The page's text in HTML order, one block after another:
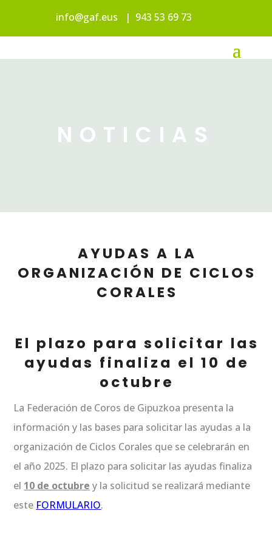
info@gaf.eus | 943 53 69 73
NOTICIAS
AYUDAS A LA
ORGANIZACIÓN DE CICLOS
CORALES
El plazo para solicitar las
ayudas finaliza el 10 de
octubre
La Federación de Coros de Gipuzkoa presenta la
información y las bases para solicitar las ayudas a la
organización de Ciclos Corales que se celebrarán en
el año 2025. El plazo para solicitar las ayudas finaliza
el 10 de octubre y la solicitud se realizará mediante
este FORMULARIO.